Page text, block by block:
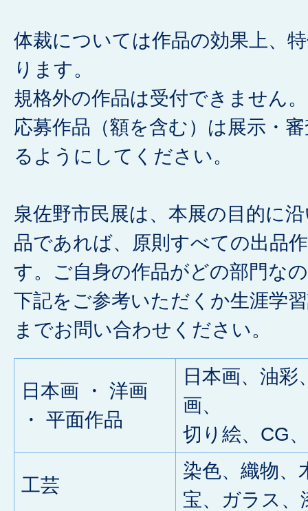
体裁については作品の効果上、
ります。
規格外の作品は受付できません。
応募作品（額を含む）は展示・
るようにしてください。
泉佐野市民展は、本展の目的に
品であれば、原則すべての出品
す。ご自身の作品がどの部門な
下記をご参考いただくか生涯学
までお問い合わせください。
日本画 ・ 洋画
・ 平面作品
日本画、油彩
画、
切り絵、CG
工芸
染色、織物、
宝、ガラス、